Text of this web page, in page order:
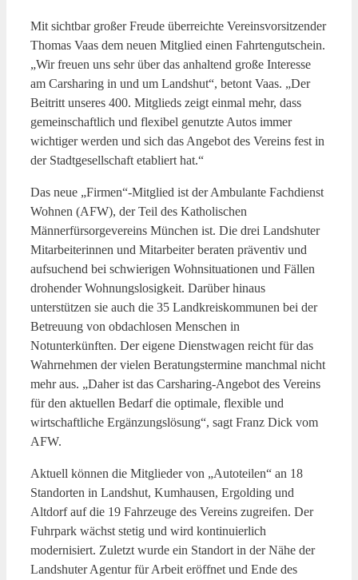
Mit sichtbar großer Freude überreichte Vereinsvorsitzender
Thomas Vaas dem neuen Mitglied einen Fahrtengutschein.
„Wir freuen uns sehr über das anhaltend große Interesse
am Carsharing in und um Landshut“, betont Vaas. „Der
Beitritt unseres 400. Mitglieds zeigt einmal mehr, dass
gemeinschaftlich und flexibel genutzte Autos immer
wichtiger werden und sich das Angebot des Vereins fest in
der Stadtgesellschaft etabliert hat.“
Das neue „Firmen“-Mitglied ist der Ambulante Fachdienst
Wohnen (AFW), der Teil des Katholischen
Männerfürsorgevereins München ist. Die drei Landshuter
Mitarbeiterinnen und Mitarbeiter beraten präventiv und
aufsuchend bei schwierigen Wohnsituationen und Fällen
drohender Wohnungslosigkeit. Darüber hinaus
unterstützen sie auch die 35 Landkreiskommunen bei der
Betreuung von obdachlosen Menschen in
Notunterkünften. Der eigene Dienstwagen reicht für das
Wahrnehmen der vielen Beratungstermine manchmal nicht
mehr aus. „Daher ist das Carsharing-Angebot des Vereins
für den aktuellen Bedarf die optimale, flexible und
wirtschaftliche Ergänzungslösung“, sagt Franz Dick vom
AFW.
Aktuell können die Mitglieder von „Autoteilen“ an 18
Standorten in Landshut, Kumhausen, Ergolding und
Altdorf auf die 19 Fahrzeuge des Vereins zugreifen. Der
Fuhrpark wächst stetig und wird kontinuierlich
modernisiert. Zuletzt wurde ein Standort in der Nähe der
Landshuter Agentur für Arbeit eröffnet und Ende des